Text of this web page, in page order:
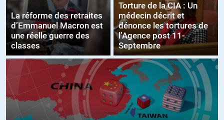
La réforme des retraites
d’Emmanuel Macron est
une réelle guerre des
classes
Torture de la CIA : Un
médecin décrit et
dénonce les tortures de
l’Agence post 11-
Septembre